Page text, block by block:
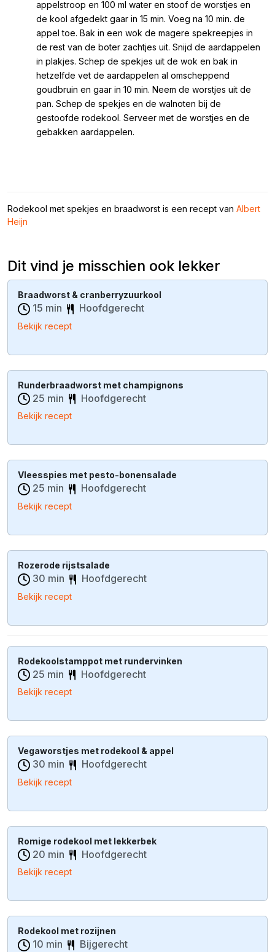
appelstroop en 100 ml water en stoof de worstjes en
de kool afgedekt gaar in 15 min. Voeg na 10 min. de
appel toe. Bak in een wok de magere spekreepjes in
de rest van de boter zachtjes uit. Snijd de aardappelen
in plakjes. Schep de spekjes uit de wok en bak in
hetzelfde vet de aardappelen al omscheppend
goudbruin en gaar in 10 min. Neem de worstjes uit de
pan. Schep de spekjes en de walnoten bij de
gestoofde rodekool. Serveer met de worstjes en de
gebakken aardappelen.
Rodekool met spekjes en braadworst is een recept van Albert
Heijn
Dit vind je misschien ook lekker
Braadworst & cranberryzuurkool
15 min Hoofdgerecht
Bekijk recept
Runderbraadworst met champignons
25 min Hoofdgerecht
Bekijk recept
Vleesspies met pesto-bonensalade
25 min Hoofdgerecht
Bekijk recept
Rozerode rijstsalade
30 min Hoofdgerecht
Bekijk recept
Rodekoolstamppot met rundervinken
25 min Hoofdgerecht
Bekijk recept
Vegaworstjes met rodekool & appel
30 min Hoofdgerecht
Bekijk recept
Romige rodekool met lekkerbek
20 min Hoofdgerecht
Bekijk recept
Rodekool met rozijnen
10 min Bijgerecht